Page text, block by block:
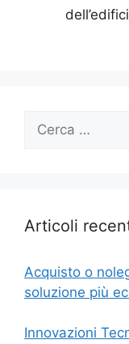
per:
Articoli
Acquisto o
soluzione più
Innovazioni